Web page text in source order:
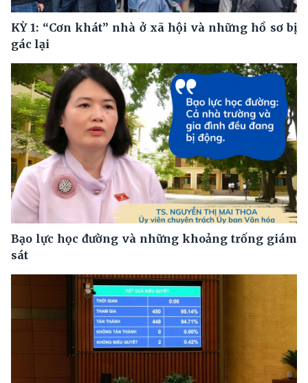
KỲ 1: “Cơn khát” nhà ở xã hội và những hồ sơ bị
gác lại
Bạo lực học đường và những khoảng trống giám
sát